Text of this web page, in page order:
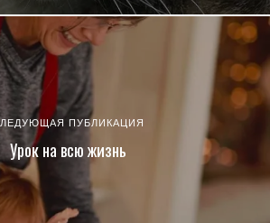
ПУБЛИКАЦИЯ
Урок на всю жизнь